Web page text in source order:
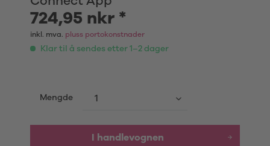
724,95 nkr *
inkl. mva. pluss portokonstnader
Klar til å sendes etter 1–2 dager
Mengde
I handlevognen